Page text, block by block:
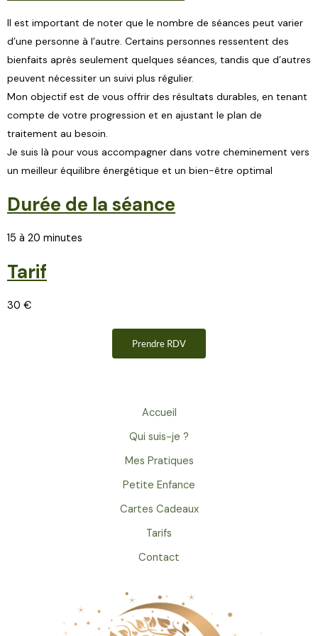
Il est important de noter que le nombre de séances peut varier
d’une personne à l’autre. Certains personnes ressentent des
bienfaits après seulement quelques séances, tandis que d’autres
peuvent nécessiter un suivi plus régulier.
Mon objectif est de vous offrir des résultats durables, en tenant
compte de votre progression et en ajustant le plan de
traitement au besoin.
Je suis là pour vous accompagner dans votre cheminement vers
un meilleur équilibre énergétique et un bien-être optimal
Durée de la séance
15 à 20 minutes
Tarif
30 €
Prendre RDV
Accueil
Qui suis-je ?
Mes Pratiques
Petite Enfance
Cartes Cadeaux
Tarifs
Contact